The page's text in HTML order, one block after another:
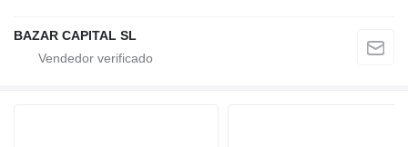
BAZAR CAPITAL SL